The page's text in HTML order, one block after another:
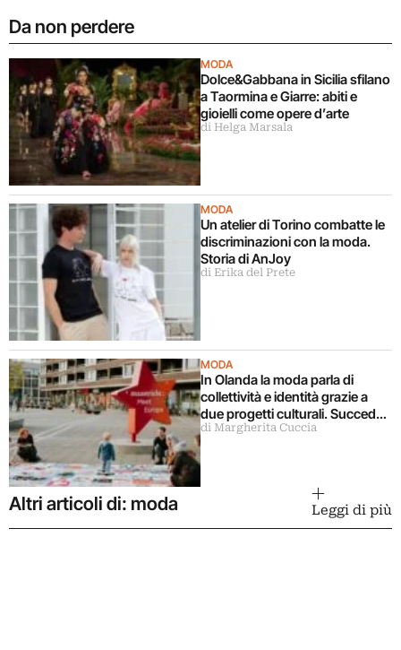
Da non perdere
MODA
Dolce&Gabbana in Sicilia sfilano
a Taormina e Giarre: abiti e
gioielli come opere d’arte
di Helga Marsala
MODA
Un atelier di Torino combatte le
discriminazioni con la moda.
Storia di AnJoy
di Erika del Prete
MODA
In Olanda la moda parla di
collettività e identità grazie a
due progetti culturali. Succede
a Maastricht
di Margherita Cuccia
Altri articoli di: moda Leggi di più